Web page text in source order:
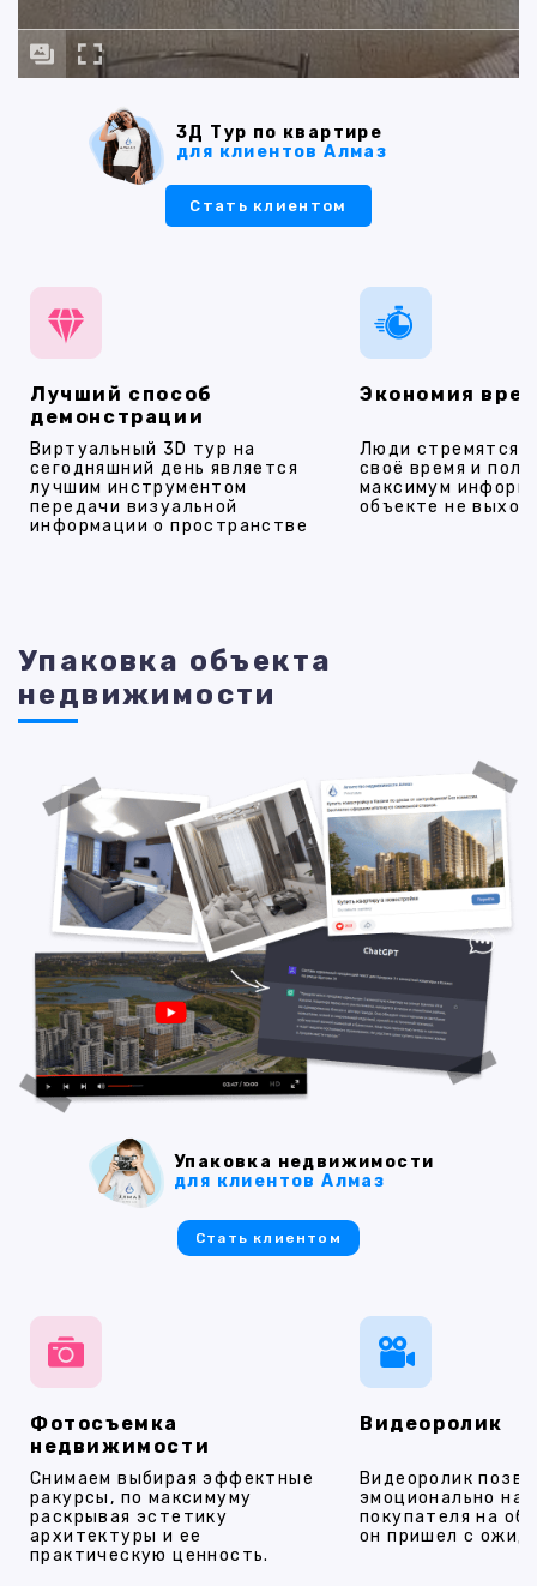
3Д Тур по квартире
для клиентов Алмаз
Стать клиентом
Лучший способ
демонстрации
Виртуальный 3D тур на
сегодняшний день является
лучшим инструментом
передачи визуальной
информации о пространстве
Экономия
Люди стремятся
своё время и
максимум
объекте не
Упаковка объекта
недвижимости
Фотосъемка
недвижимости
Снимаем выбирая эффектные
ракурсы, по максимуму
раскрывая эстетику
архитектуры и ее
практическую ценность.
Видеоролик
Видеоролик
эмоционально
покупателя на
он пришел с
Упаковка недвижимости
для клиентов Алмаз
Стать клиентом